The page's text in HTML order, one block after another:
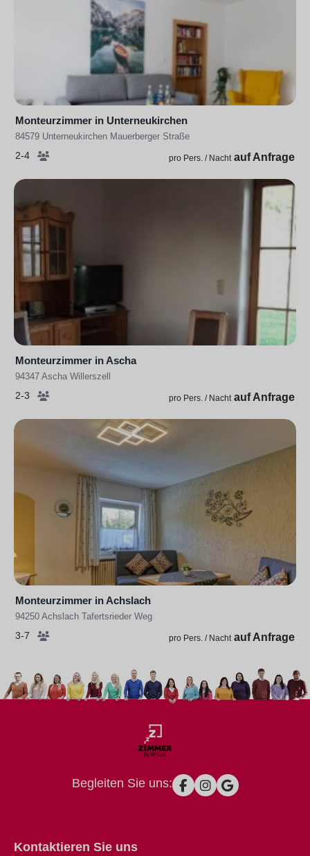
Monteurzimmer in Unterneukirchen
84579 Unterneukirchen Mauerberger Straße
2-4 pro Pers. / Nacht auf Anfrage
Monteurzimmer in Ascha
94347 Ascha Willerszell
2-3 pro Pers. / Nacht auf Anfrage
Monteurzimmer in Achslach
94250 Achslach Tafertsrieder Weg
3-7 pro Pers. / Nacht auf Anfrage
Begleiten Sie uns:
Kontaktieren Sie uns